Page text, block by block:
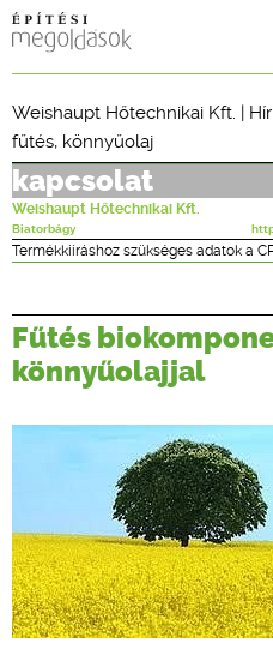
CPR
ÉPÍTÉSI
ONLINE
Weishaupt Hőtechnikai Kft. | Hír
fűtés, könnyűolaj
kapcsolat
Weishaupt Hőtechnikai Kft.
Biatorbágy
Termékkiíráshoz szükséges adatok a
Fűtés
könnyűolajjal